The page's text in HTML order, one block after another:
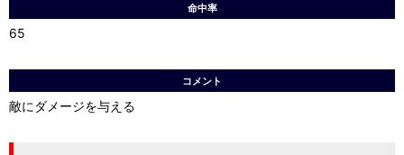
命中率
65
コメント
敵にダメージを与える